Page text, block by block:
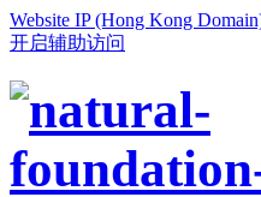
Website IP (Hong Kong
开启辅助访问